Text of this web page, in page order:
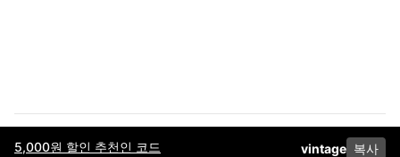
5,000원 할인 추천인 코드 vintage 복사